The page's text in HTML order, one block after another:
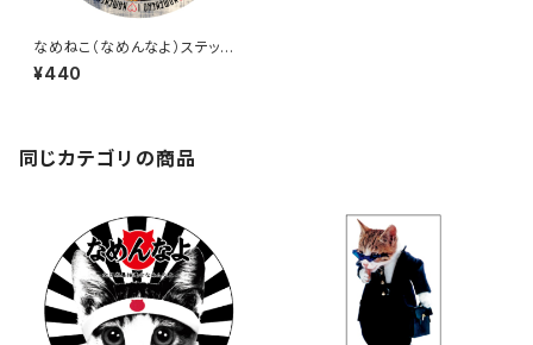
なめねこ（なめんなよ）ステッカ
ー A-6
¥440
同じカテゴリの商品